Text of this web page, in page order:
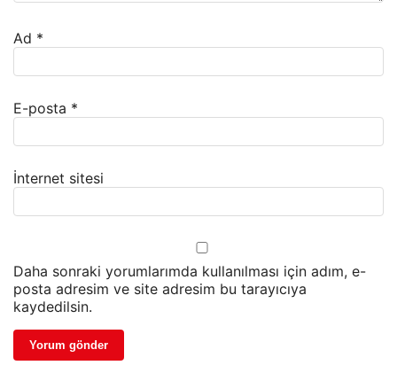
Ad *
E-posta *
İnternet sitesi
Daha sonraki yorumlarımda kullanılması için adım, e-
posta adresim ve site adresim bu tarayıcıya
kaydedilsin.